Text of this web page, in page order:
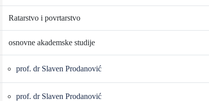
Ratarstvo i povrtarstvo
osnovne akademske studije
prof. dr Slaven Prodanović
prof. dr Slaven Prodanović